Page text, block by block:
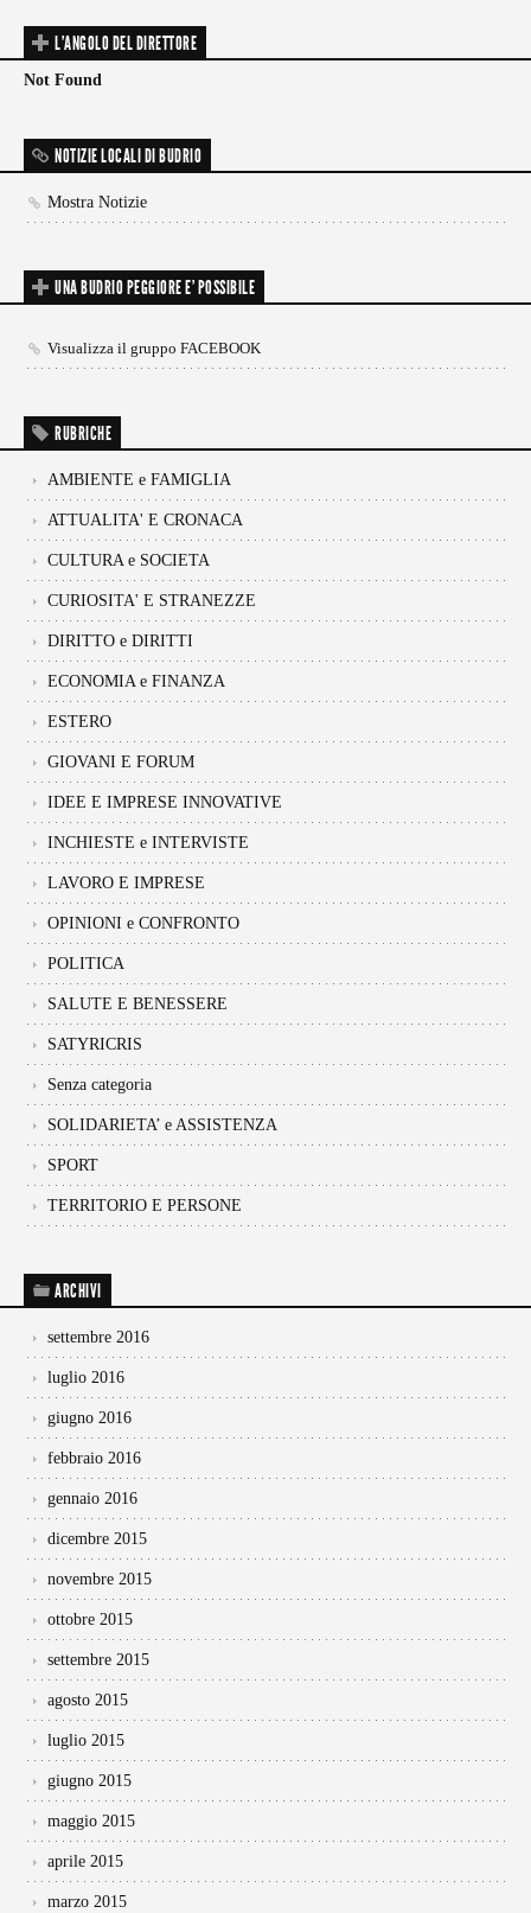
L'ANGOLO DEL DIRETTORE
Not Found
NOTIZIE LOCALI DI BUDRIO
Mostra Notizie
UNA BUDRIO PEGGIORE E’ POSSIBILE
Visualizza il gruppo FACEBOOK
RUBRICHE
AMBIENTE e FAMIGLIA
ATTUALITA' E CRONACA
CULTURA e SOCIETA
CURIOSITA' E STRANEZZE
DIRITTO e DIRITTI
ECONOMIA e FINANZA
ESTERO
GIOVANI E FORUM
IDEE E IMPRESE INNOVATIVE
INCHIESTE e INTERVISTE
LAVORO E IMPRESE
OPINIONI e CONFRONTO
POLITICA
SALUTE E BENESSERE
SATYRICRIS
Senza categoria
SOLIDARIETA’ e ASSISTENZA
SPORT
TERRITORIO E PERSONE
ARCHIVI
settembre 2016
luglio 2016
giugno 2016
febbraio 2016
gennaio 2016
dicembre 2015
novembre 2015
ottobre 2015
settembre 2015
agosto 2015
luglio 2015
giugno 2015
maggio 2015
aprile 2015
marzo 2015